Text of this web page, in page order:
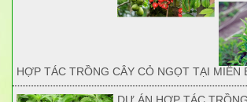
HỢP TÁC TRỒNG CÂY CỎ NGỌT TẠI MIỀN